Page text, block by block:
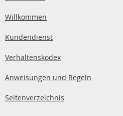
Willkommen
Kundendienst
Verhaltenskodex
Anweisungen und Regeln
Seitenverzeichnis